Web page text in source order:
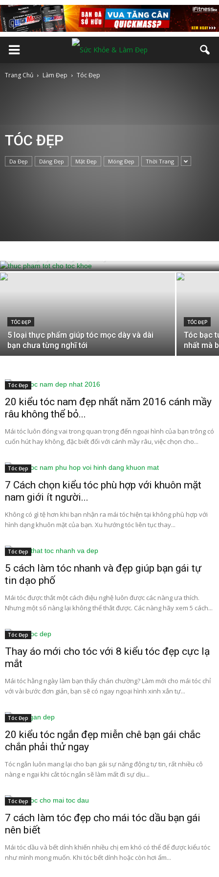
Trang Chủ Làm Đẹp Tóc Đẹp
TÓC ĐẸP
Da Đẹp Dáng Đẹp Mặt Đẹp Móng Đẹp Thời Trang
27 loại thực phẩm tốt cho tóc chắc khỏe,
TÓC ĐẸP
5 loại thực phẩm giúp tóc mọc dày và dài
bạn chưa từng nghĩ tới
TÓC ĐẸP
Tóc bạc
nhất mà
Tóc Đẹp
20 kiểu tóc nam đẹp nhất năm 2016 cánh mầy
râu không thể bỏ...
Mái tóc luôn đóng vai trong quan trọng đến ngoại hình của bạn trông có
cuốn hút hay không, đặc biết đối với cánh mầy râu, việc chọn cho...
Tóc Đẹp
7 Cách chọn kiểu tóc phù hợp với khuôn mặt
nam giới ít người...
Không có gì tệ hơn khi bạn nhận ra mái tóc hiện tại không phù hợp với
hình dạng khuôn mặt của bạn. Xu hướng tóc liên tục thay...
Tóc Đẹp
5 cách làm tóc nhanh và đẹp giúp bạn gái tự
tin dạo phố
Mái tóc được thắt một cách điệu nghệ luôn được các nàng ưa thích.
Nhưng một số nàng lại không thể thắt được. Các nàng hãy xem 5 cách...
Tóc Đẹp
Thay áo mới cho tóc với 8 kiểu tóc đẹp cực lạ
mắt
Mái tóc hằng ngày làm bạn thấy chán chường? Làm mới cho mái tóc chỉ
với vài bước đơn giản, bạn sẽ có ngay ngoại hình xinh xắn tự...
Tóc Đẹp
20 kiểu tóc ngắn đẹp miễn chê bạn gái chắc
chắn phải thử ngay
Tóc ngắn luôn mang lại cho bạn gái sự năng động tự tin, rất nhiều cô
nàng e ngại khi cắt tóc ngắn sẽ làm mất đi sự dịu...
Tóc Đẹp
7 cách làm tóc đẹp cho mái tóc dầu bạn gái
nên biết
Mái tóc dầu và bết dính khiến nhiều chị em khó có thể để được kiểu tóc
như mình mong muốn. Khi tóc bết dính hoặc còn hơi ẩm...